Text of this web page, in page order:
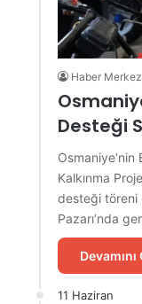
Haber
Desteği
Osmaniye‘nin
Kalkınma
desteği töreni
Pazarı’nda
Devamını
11 Haziran